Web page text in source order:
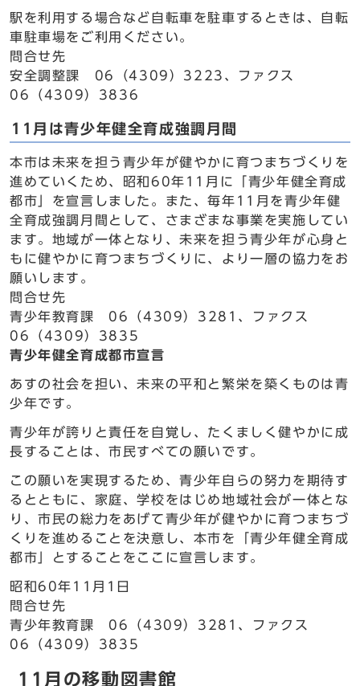
駅を利用する場合など自転車を駐車するときは、自転
車駐車場をご利用ください。
問合せ先
安全調整課 06（4309）3223、ファクス
06（4309）3836
11月は青少年健全育成強調月間
本市は未来を担う青少年が健やかに育つまちづくりを
進めていくため、昭和60年11月に「青少年健全育成
都市」を宣言しました。また、毎年11月を青少年健
全育成強調月間として、さまざまな事業を実施してい
ます。地域が一体となり、未来を担う青少年が心身と
もに健やかに育つまちづくりに、より一層の協力をお
願いします。
問合せ先
青少年教育課 06（4309）3281、ファクス
06（4309）3835
青少年健全育成都市宣言
あすの社会を担い、未来の平和と繁栄を築くものは青
少年です。
青少年が誇りと責任を自覚し、たくましく健やかに成
長することは、市民すべての願いです。
この願いを実現するため、青少年自らの努力を期待す
るとともに、家庭、学校をはじめ地域社会が一体とな
り、市民の総力をあげて青少年が健やかに育つまちづ
くりを進めることを決意し、本市を「青少年健全育成
都市」とすることをここに宣言します。
昭和60年11月1日
問合せ先
青少年教育課 06（4309）3281、ファクス
06（4309）3835
11月の移動図書館